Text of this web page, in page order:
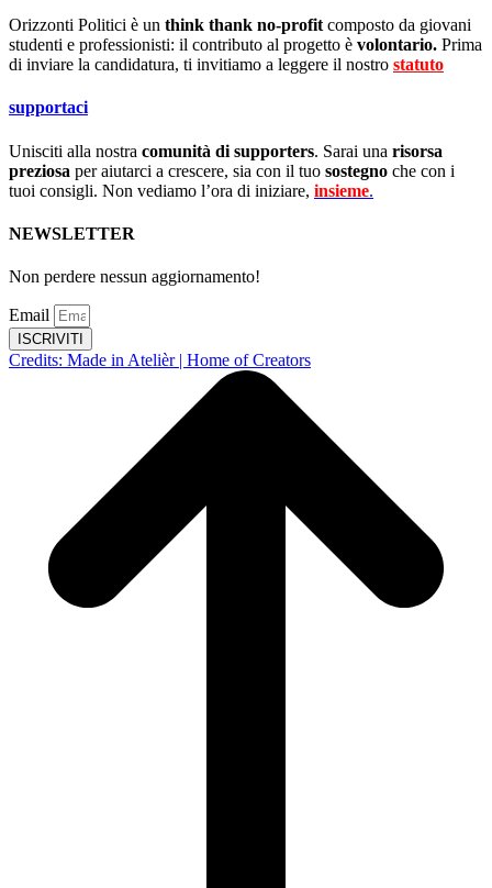
Orizzonti Politici è un think thank no-profit composto da giovani
studenti e professionisti: il contributo al progetto è volontario. Prima
di inviare la candidatura, ti invitiamo a leggere il nostro statuto
supportaci
Unisciti alla nostra comunità di supporters. Sarai una risorsa
preziosa per aiutarci a crescere, sia con il tuo sostegno che con i
tuoi consigli. Non vediamo l’ora di iniziare, insieme.
NEWSLETTER
Non perdere nessun aggiornamento!
Email
ISCRIVITI
Credits: Made in Atelièr | Home of Creators